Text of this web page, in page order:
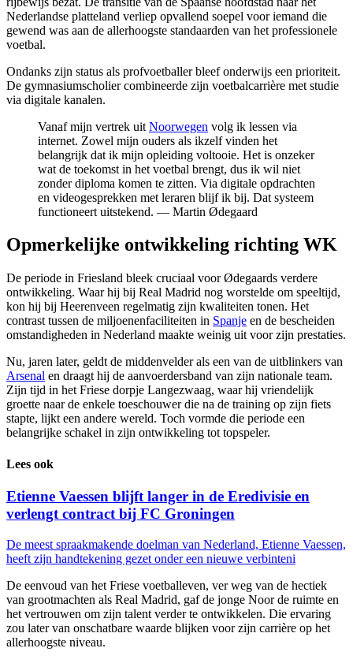
Nederlandse platteland verliep opvallend soepel voor iemand die
gewend was aan de allerhoogste standaarden van het professionele
voetbal.
Ondanks zijn status als profvoetballer bleef onderwijs een prioriteit.
De gymnasiumscholier combineerde zijn voetbalcarrière met studie
via digitale kanalen.
Vanaf mijn vertrek uit Noorwegen volg ik lessen via
internet. Zowel mijn ouders als ikzelf vinden het
belangrijk dat ik mijn opleiding voltooie. Het is onzeker
wat de toekomst in het voetbal brengt, dus ik wil niet
zonder diploma komen te zitten. Via digitale opdrachten
en videogesprekken met leraren blijf ik bij. Dat systeem
functioneert uitstekend. — Martin Ødegaard
Opmerkelijke ontwikkeling richting WK
De periode in Friesland bleek cruciaal voor Ødegaards verdere
ontwikkeling. Waar hij bij Real Madrid nog worstelde om speeltijd,
kon hij bij Heerenveen regelmatig zijn kwaliteiten tonen. Het
contrast tussen de miljoenenfaciliteiten in Spanje en de bescheiden
omstandigheden in Nederland maakte weinig uit voor zijn prestaties.
Nu, jaren later, geldt de middenvelder als een van de uitblinkers van
Arsenal en draagt hij de aanvoerdersband van zijn nationale team.
Zijn tijd in het Friese dorpje Langezwaag, waar hij vriendelijk
groette naar de enkele toeschouwer die na de training op zijn fiets
stapte, lijkt een andere wereld. Toch vormde die periode een
belangrijke schakel in zijn ontwikkeling tot topspeler.
Lees ook
Etienne Vaessen blijft langer in de Eredivisie en
verlengt contract bij FC Groningen
De meest spraakmakende doelman van Nederland, Etienne Vaessen,
heeft zijn handtekening gezet onder een nieuwe verbinteni
De eenvoud van het Friese voetballeven, ver weg van de hectiek
van grootmachten als Real Madrid, gaf de jonge Noor de ruimte en
het vertrouwen om zijn talent verder te ontwikkelen. Die ervaring
zou later van onschatbare waarde blijken voor zijn carrière op het
allerhoogste niveau.